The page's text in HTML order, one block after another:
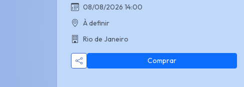
08/08/2026 14:00
À definir
Rio de Janeiro
Comprar